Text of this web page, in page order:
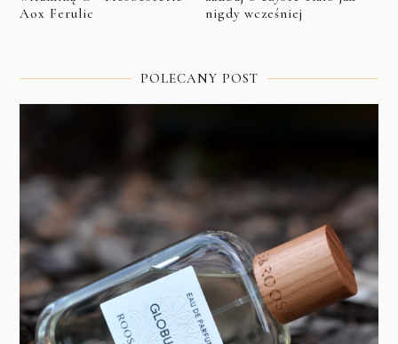
Aox Ferulic
nigdy wcześniej
POLECANY POST